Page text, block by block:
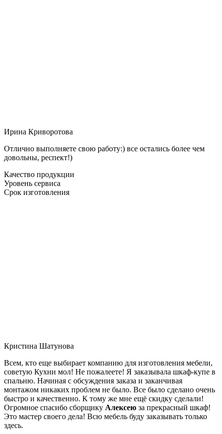
Ирина Криворотова
Отлично выполняете свою работу:) все остались более чем
довольны, респект!)
Качество продукции
Уровень сервиса
Срок изготовления
Кристина Шатунова
Всем, кто еще выбирает компанию для изготовления мебели,
советую Кухни мол! Не пожалеете! Я заказывала шкаф-купе в
спальню. Начиная с обсуждения заказа и заканчивая
монтажом никаких проблем не было. Все было сделано очень
быстро и качественно. К тому же мне ещё скидку сделали!
Огромное спасибо сборщику Алексею за прекрасный шкаф!
Это мастер своего дела! Всю мебель буду заказывать только
здесь.